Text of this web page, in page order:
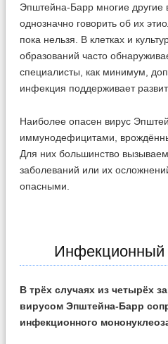
Эпштейна-Барр многие другие
однозначно говорить об их
пока нельзя. В клетках и
образований часто
специалисты, как минимум,
инфекция поддерживает
Наиболее опасен вирус
иммунодефицитами,
Для них большинство
заболеваний или их
опасными.
Инфекционный
В трёх случаях из четырёх
вирусом Эпштейна-Барр
инфекционного